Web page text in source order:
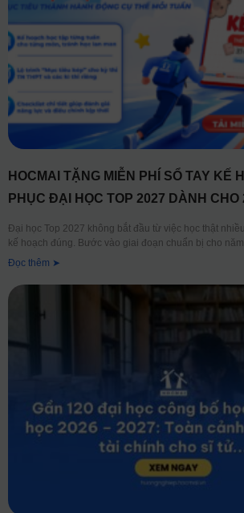
HOCMAI TẶNG MIỄN PHÍ SỔ TAY KẾ
PHỤC ĐẠI HỌC TOP 2027 DÀNH CHO
Đại học Top 2027 không bắt đầu từ việc học thật
kế hoạch đúng. Bước vào giai đoạn chuẩn bị cho
Đọc thêm ➤